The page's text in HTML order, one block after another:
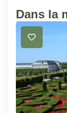
Dans la